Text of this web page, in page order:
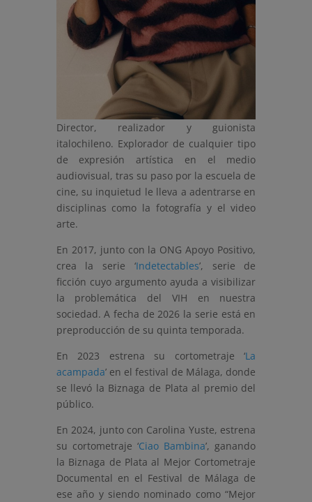
Director, realizador y guionista
italochileno. Explorador de cualquier tipo
de expresión artística en el medio
audiovisual, tras su paso por la escuela de
cine, su inquietud le lleva a adentrarse en
disciplinas como la fotografía y el video
arte.
En 2017, junto con la ONG Apoyo Positivo,
crea la serie ‘Indetectables’, serie de
ficción cuyo argumento ayuda a visibilizar
la problemática del VIH en nuestra
sociedad. A fecha de 2026 la serie está en
preproducción de su quinta temporada.
En 2023 estrena su cortometraje ‘La
acampada’ en el festival de Málaga, donde
se llevó la Biznaga de Plata al premio del
público.
En 2024, junto con Carolina Yuste, estrena
su cortometraje ‘Ciao Bambina’, ganando
la Biznaga de Plata al Mejor Cortometraje
Documental en el Festival de Málaga de
ese año y siendo nominado como “Mejor